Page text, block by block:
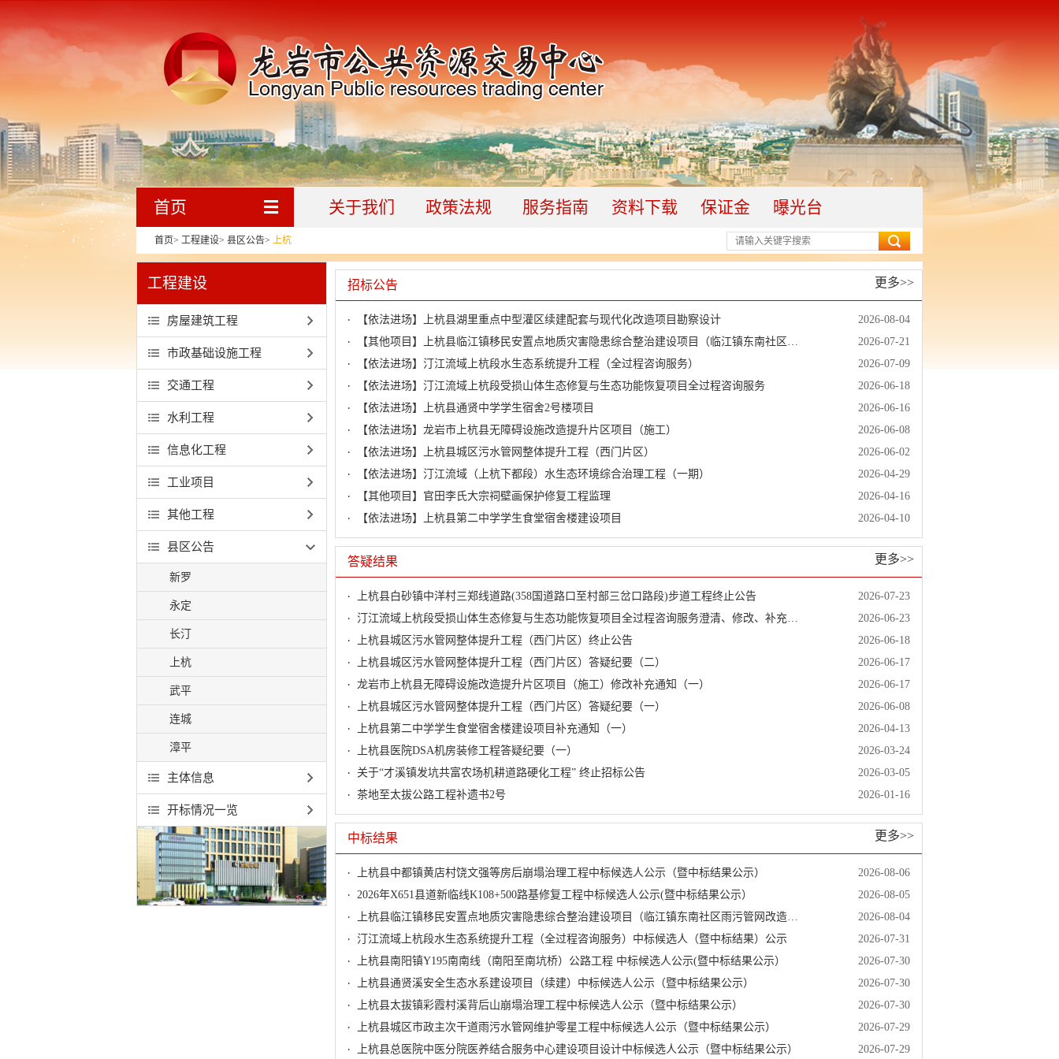
首页 关于我们 政策法规 服务指南 资料下载 保证金 曝光台
首页> 工程建设> 县区公告> 上杭
工程建设
房屋建筑工程
市政基础设施工程
交通工程
水利工程
信息化工程
工业项目
其他工程
县区公告
新罗
永定
长汀
上杭
武平
连城
漳平
主体信息
开标情况一览
招标公告 更多>>
【依法进场】上杭县湖里重点中型灌区续建配套与现代化改造项目勘察设计
2026-08-04
【其他项目】上杭县临江镇移民安置点地质灾害隐患综合整治建设项目（临江镇东南社区雨污管网改造提升项目二期）
2026-07-21
【依法进场】汀江流域上杭段水生态系统提升工程（全过程咨询服务）
2026-07-09
【依法进场】汀江流域上杭段受损山体生态修复与生态功能恢复项目全过程咨询服务
2026-06-18
【依法进场】上杭县通贤中学学生宿舍2号楼项目
2026-06-16
【依法进场】龙岩市上杭县无障碍设施改造提升片区项目（施工）
2026-06-08
【依法进场】上杭县城区污水管网整体提升工程（西门片区）
2026-06-02
【依法进场】汀江流域（上杭下都段）水生态环境综合治理工程（一期）
2026-04-29
【其他项目】官田李氏大宗祠壁画保护修复工程监理
2026-04-16
【依法进场】上杭县第二中学学生食堂宿舍楼建设项目
2026-04-10
答疑结果 更多>>
上杭县白砂镇中洋村三郑线道路(358国道路口至村部三岔口路段)步道工程终止公告
2026-07-23
汀江流域上杭段受损山体生态修复与生态功能恢复项目全过程咨询服务澄清、修改、补充通知（一）
2026-06-23
上杭县城区污水管网整体提升工程（西门片区）终止公告
2026-06-18
上杭县城区污水管网整体提升工程（西门片区）答疑纪要（二）
2026-06-17
龙岩市上杭县无障碍设施改造提升片区项目（施工）修改补充通知（一）
2026-06-17
上杭县城区污水管网整体提升工程（西门片区）答疑纪要（一）
2026-06-08
上杭县第二中学学生食堂宿舍楼建设项目补充通知（一）
2026-04-13
上杭县医院DSA机房装修工程答疑纪要（一）
2026-03-24
关于“才溪镇发坑共富农场机耕道路硬化工程” 终止招标公告
2026-03-05
茶地至太拔公路工程补遗书2号
2026-01-16
中标结果 更多>>
上杭县中都镇黄店村饶文强等房后崩塌治理工程中标候选人公示（暨中标结果公示）
2026-08-06
2026年X651县道新临线K108+500路基修复工程中标候选人公示(暨中标结果公示）
2026-08-05
上杭县临江镇移民安置点地质灾害隐患综合整治建设项目（临江镇东南社区雨污管网改造提升项目二期）中标候选人公示（暨中标结果公示）
2026-08-04
汀江流域上杭段水生态系统提升工程（全过程咨询服务）中标候选人（暨中标结果）公示
2026-07-31
上杭县南阳镇Y195南南线（南阳至南坑桥）公路工程 中标候选人公示(暨中标结果公示）
2026-07-30
上杭县通贤溪安全生态水系建设项目（续建）中标候选人公示（暨中标结果公示）
2026-07-30
上杭县太拔镇彩霞村溪背后山崩塌治理工程中标候选人公示（暨中标结果公示）
2026-07-30
上杭县城区市政主次干道雨污水管网维护零星工程中标候选人公示（暨中标结果公示）
2026-07-29
上杭县总医院中医分院医养结合服务中心建设项目设计中标候选人公示（暨中标结果公示）
2026-07-29